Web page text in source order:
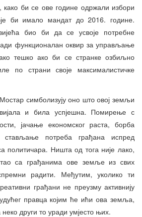
како би се ове године одржали избори
би имало мандат до 2016. године.
био би да се усвоје потребне
функционалан оквир за управљање
тешко ако би се странке озбиљно
по страни своје максималистичке
симболизују оно што овој земљи
и била успјешна. Помирење с
јачање економског раста, борба
стављање потреба грађана испред
политичара. Ништа од тога није лако,
са грађанима ове земље из свих
радити. Међутим, уколико ти
грађани не преузму активнију
правца којим ће ићи ова земља,
други то уради умјесто њих.